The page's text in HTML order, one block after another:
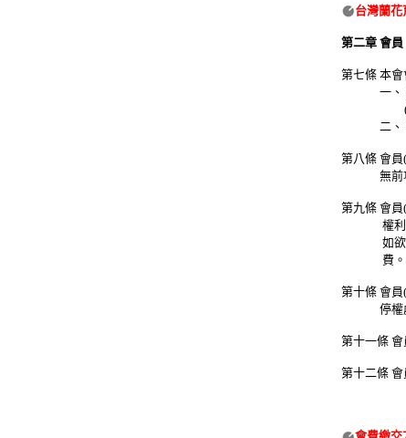
台灣蘭花
第二章 會員
第七條 本
一、 個人
(創會會
二、 贊助
第八條 會
無前項
第九條 會
權利，連
如欲再申
費。
第十條 會
停權處分
第十一條
第十二條